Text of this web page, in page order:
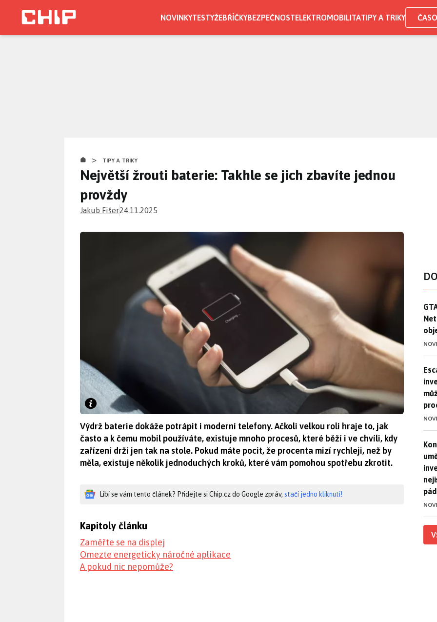
NOVINKYTESTYŽEBŘÍČKYBEZPEČNOSTELEKTROMOBILITATIPY A TRIKY
> TIPY A TRIKY
Největší žrouti baterie: Takhle se jich zbavíte jednou
provždy
Jakub Fišer24.11.2025
Výdrž baterie dokáže potrápit i moderní telefony. Ačkoli velkou roli hraje to, jak
často a k čemu mobil používáte, existuje mnoho procesů, které běží i ve chvíli, kdy
zařízení drží jen tak na stole. Pokud máte pocit, že procenta mizí rychleji, než by
měla, existuje několik jednoduchých kroků, které vám pomohou spotřebu zkrotit.
Líbí se vám tento článek? Přidejte si Chip.cz do Google zpráv, stačí jedno kliknutí!
Kapitoly článku
Zaměřte se na displej
Omezte energeticky náročné aplikace
A pokud nic nepomůže?
pád